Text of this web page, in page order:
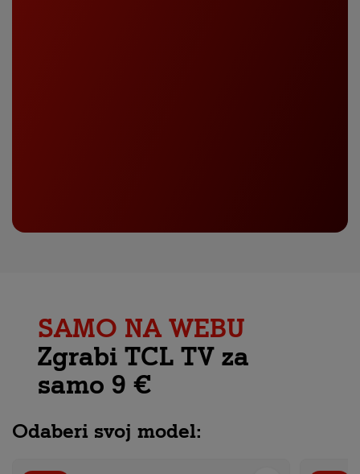
SAMO NA WEBU
Zgrabi TCL TV za
samo 9 €
Odaberi svoj model: